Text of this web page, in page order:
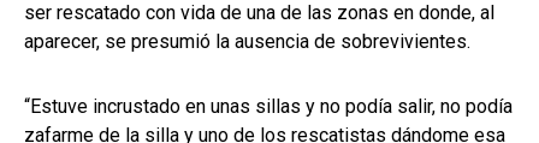
ser rescatado con vida de una de las zonas en donde, al
aparecer, se presumió la ausencia de sobrevivientes.
“Estuve incrustado en unas sillas y no podía salir, no podía
zafarme de la silla y uno de los rescatistas dándome esa